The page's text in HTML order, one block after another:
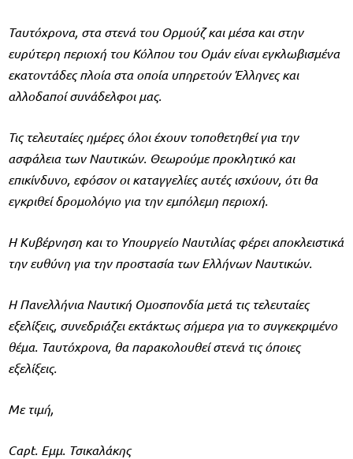
Ταυτόχρονα, στα στενά του Ορμούζ και μέσα και στην
ευρύτερη περιοχή του Κόλπου του Ομάν είναι εγκλωβισμένα
εκατοντάδες πλοία στα οποία υπηρετούν Έλληνες και
αλλοδαποί συνάδελφοι μας.
Τις τελευταίες ημέρες όλοι έχουν τοποθετηθεί για την
ασφάλεια των Ναυτικών. Θεωρούμε προκλητικό και
επικίνδυνο, εφόσον οι καταγγελίες αυτές ισχύουν, ότι θα
εγκριθεί δρομολόγιο για την εμπόλεμη περιοχή.
Η Κυβέρνηση και το Υπουργείο Ναυτιλίας φέρει αποκλειστικά
την ευθύνη για την προστασία των Ελλήνων Ναυτικών.
Η Πανελλήνια Ναυτική Ομοσπονδία μετά τις τελευταίες
εξελίξεις, συνεδριάζει εκτάκτως σήμερα για το συγκεκριμένο
θέμα. Ταυτόχρονα, θα παρακολουθεί στενά τις όποιες
εξελίξεις.
Με τιμή,
Capt. Εμμ. Τσικαλάκης